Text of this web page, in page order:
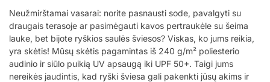
Neužmirštamai vasarai: norite pasnausti sode, pavalgyti su
draugais terasoje ar pasimėgauti kavos pertraukėle su šeima
lauke, bet bijote ryškios saulės šviesos? Viskas, ko jums reikia,
yra skėtis! Mūsų skėtis pagamintas iš 240 g/m² poliesterio
audinio ir siūlo puikią UV apsaugą iki UPF 50+. Taigi jums
nereikės jaudintis, kad ryški šviesa gali pakenkti jūsų akims ir